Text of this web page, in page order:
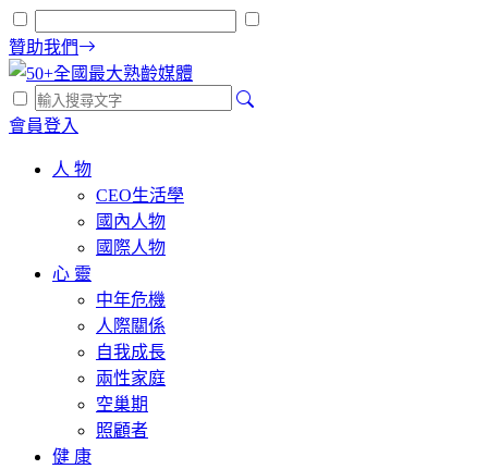
贊助我們
會員登入
人 物
CEO生活學
國內人物
國際人物
心 靈
中年危機
人際關係
自我成長
兩性家庭
空巢期
照顧者
健 康